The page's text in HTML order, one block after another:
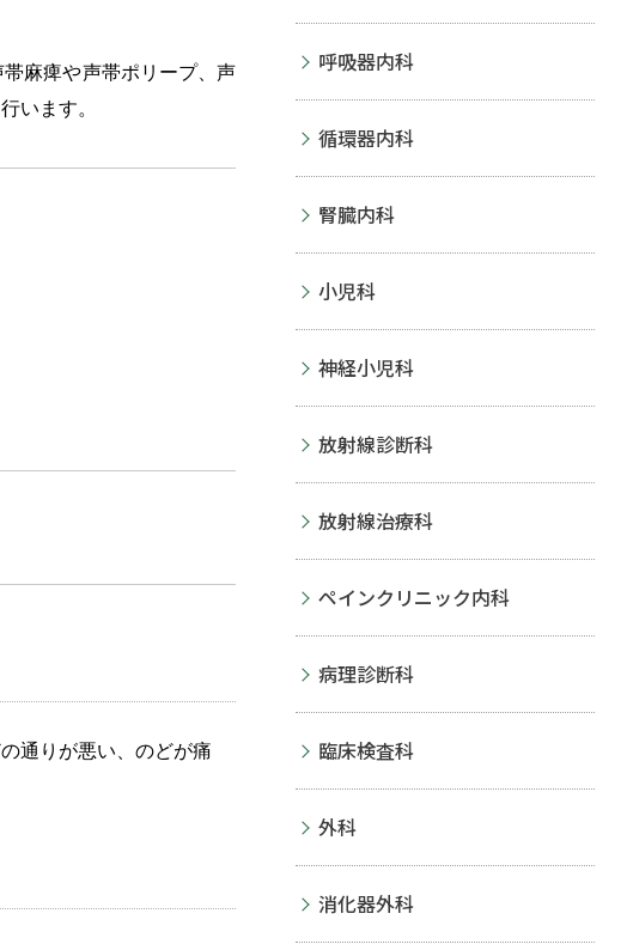
麻痺や声帯ポリープ、声
います。
通りが悪い、のどが痛
呼吸器内科
循環器内科
腎臓内科
小児科
神経小児科
放射線診断科
放射線治療科
ペインクリニック内科
病理診断科
臨床検査科
外科
消化器外科